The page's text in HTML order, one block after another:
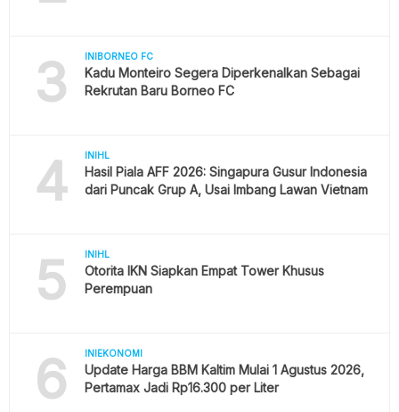
3 INIBORNEO FC
Kadu Monteiro Segera Diperkenalkan Sebagai
Rekrutan Baru Borneo FC
4 INIHL
Hasil Piala AFF 2026: Singapura Gusur Indonesia
dari Puncak Grup A, Usai Imbang Lawan Vietnam
5 INIHL
Otorita IKN Siapkan Empat Tower Khusus
Perempuan
6 INIEKONOMI
Update Harga BBM Kaltim Mulai 1 Agustus 2026,
Pertamax Jadi Rp16.300 per Liter